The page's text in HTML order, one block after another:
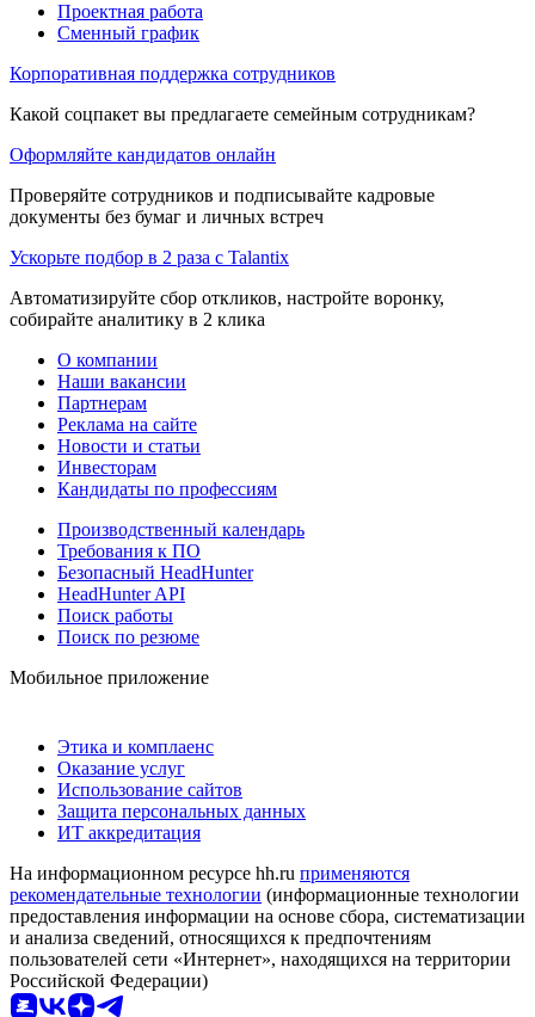
Проектная работа
Сменный график
Корпоративная поддержка сотрудников
Какой соцпакет вы предлагаете семейным сотрудникам?
Оформляйте кандидатов онлайн
Проверяйте сотрудников и подписывайте кадровые
документы без бумаг и личных встреч
Ускорьте подбор в 2 раза с Talantix
Автоматизируйте сбор откликов, настройте воронку,
собирайте аналитику в 2 клика
О компании
Наши вакансии
Партнерам
Реклама на сайте
Новости и статьи
Инвесторам
Кандидаты по профессиям
Производственный календарь
Требования к ПО
Безопасный HeadHunter
HeadHunter API
Поиск работы
Поиск по резюме
Мобильное приложение
Этика и комплаенс
Оказание услуг
Использование сайтов
Защита персональных данных
ИТ аккредитация
На информационном ресурсе hh.ru применяются
рекомендательные технологии (информационные технологии
предоставления информации на основе сбора, систематизации
и анализа сведений, относящихся к предпочтениям
пользователей сети «Интернет», находящихся на территории
Российской Федерации)